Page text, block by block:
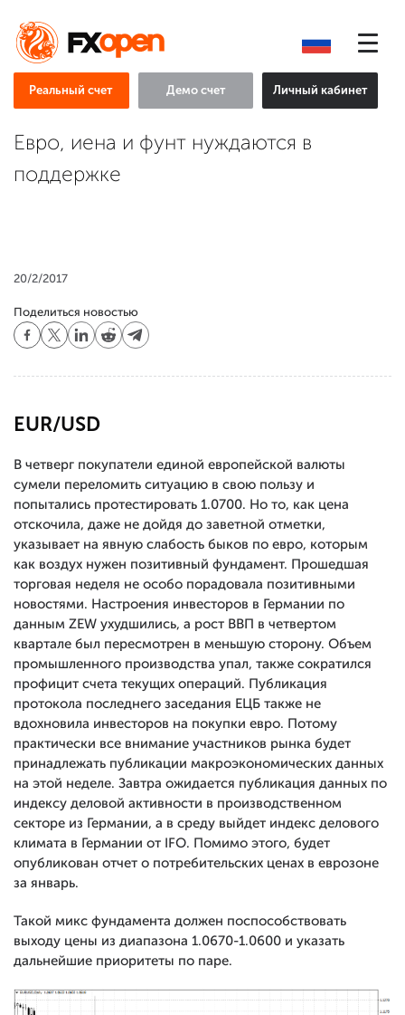
Реальный счет Демо счет Личный кабинет
Евро, иена и фунт нуждаются в
поддержке
20/2/2017
Поделиться новостью
EUR/USD
В четверг покупатели единой европейской валюты
сумели переломить ситуацию в свою пользу и
попытались протестировать 1.0700. Но то, как цена
отскочила, даже не дойдя до заветной отметки,
указывает на явную слабость быков по евро, которым
как воздух нужен позитивный фундамент. Прошедшая
торговая неделя не особо порадовала позитивными
новостями. Настроения инвесторов в Германии по
данным ZEW ухудшились, а рост ВВП в четвертом
квартале был пересмотрен в меньшую сторону. Объем
промышленного производства упал, также сократился
профицит счета текущих операций. Публикация
протокола последнего заседания ЕЦБ также не
вдохновила инвесторов на покупки евро. Потому
практически все внимание участников рынка будет
принадлежать публикации макроэкономических данных
на этой неделе. Завтра ожидается публикация данных по
индексу деловой активности в производственном
секторе из Германии, а в среду выйдет индекс делового
климата в Германии от IFO. Помимо этого, будет
опубликован отчет о потребительских ценах в еврозоне
за январь.
Такой микс фундамента должен поспособствовать
выходу цены из диапазона 1.0670-1.0600 и указать
дальнейшие приоритеты по паре.